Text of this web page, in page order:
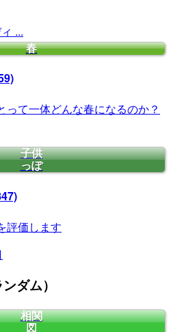
...
春
って一体どんな春になるのか？
子供
っぽ
評価します
ダム）
相関
図